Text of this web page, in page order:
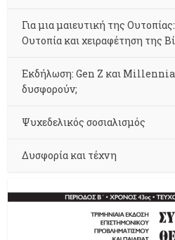
Για μια μαιευτική της Ουτοπίας:
Ουτοπία και χειραφέτηση της
Εκδήλωση: Gen Z και
δυσφορούν;
Ψυχεδελικός σοσιαλισμός
Δυσφορία και τέχνη